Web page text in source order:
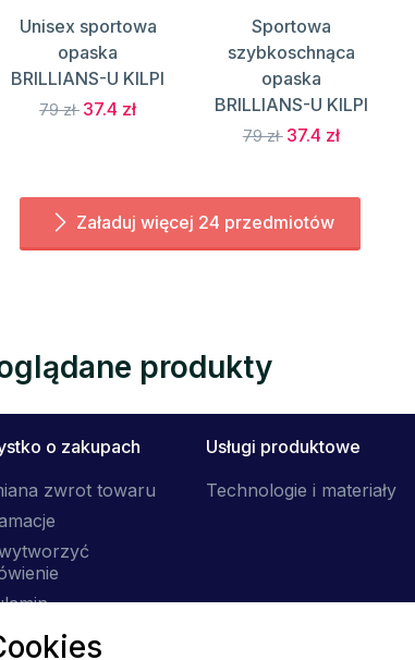
Unisex sportowa
opaska
BRILLIANS-U KILPI
79 zł 37.4 zł
Sportowa
szybkoschnąca
opaska
BRILLIANS-U KILPI
79 zł 37.4 zł
Załaduj więcej 24 przedmiotów
produkty
o zakupach
zwrot towaru
Usługi produktowe
Technologie i materiały